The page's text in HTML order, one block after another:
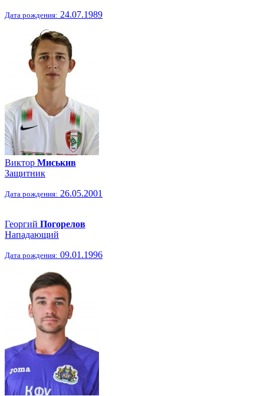
Дата рождения: 24.07.1989
Виктор Миськив
Защитник
Дата рождения: 26.05.2001
Георгий Погорелов
Нападающий
Дата рождения: 09.01.1996